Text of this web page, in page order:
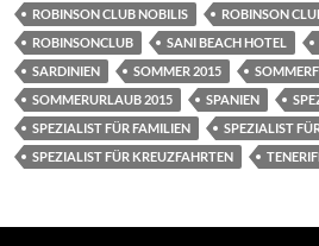
ROBINSON CLUB NOBILIS
ROBINSON
ROBINSONCLUB
SANI BEACH HOTEL
SARDINIEN
SOMMER 2015
SOMMERURLAUB 2015
SPANIEN
SPEZIALIST FÜR FAMILIEN
SPEZIALIST
SPEZIALIST FÜR KREUZFAHRTEN